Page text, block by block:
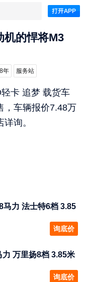
机的悍将M3
年 服务站
卡 追梦 载货车
，车辆报价7.48万
询。
马力 法士特6档 3.85
询底价
万里扬8档 3.85米
询底价